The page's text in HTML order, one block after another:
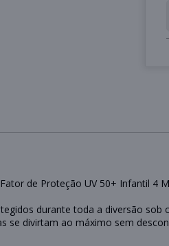
de Proteção UV 50+ Infantil 4
durante toda a diversão sob
se divirtam ao máximo sem